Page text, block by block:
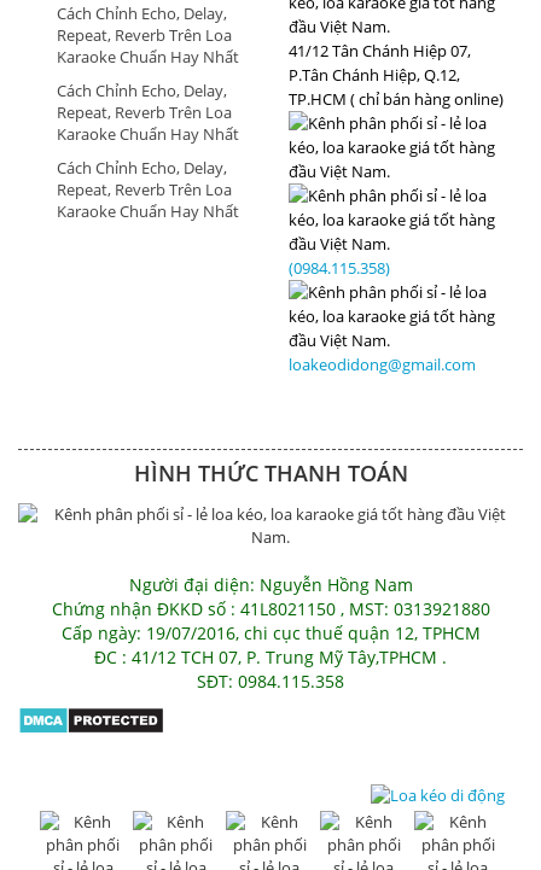
Cách Chỉnh Echo, Delay,
Repeat, Reverb Trên Loa
Karaoke Chuẩn Hay Nhất
Cách Chỉnh Echo, Delay,
Repeat, Reverb Trên Loa
Karaoke Chuẩn Hay Nhất
Cách Chỉnh Echo, Delay,
Repeat, Reverb Trên Loa
Karaoke Chuẩn Hay Nhất
41/12 Tân Chánh Hiệp 07,
P.Tân Chánh Hiệp, Q.12,
TP.HCM ( chỉ bán hàng online)
(0984.115.358)
loakeodidong@gmail.com
HÌNH THỨC THANH TOÁN
Người đại diện: Nguyễn Hồng Nam
Chứng nhận ĐKKD số : 41L8021150 , MST: 0313921880
Cấp ngày: 19/07/2016, chi cục thuế quận 12, TPHCM
ĐC : 41/12 TCH 07, P. Trung Mỹ Tây,TPHCM .
SĐT: 0984.115.358